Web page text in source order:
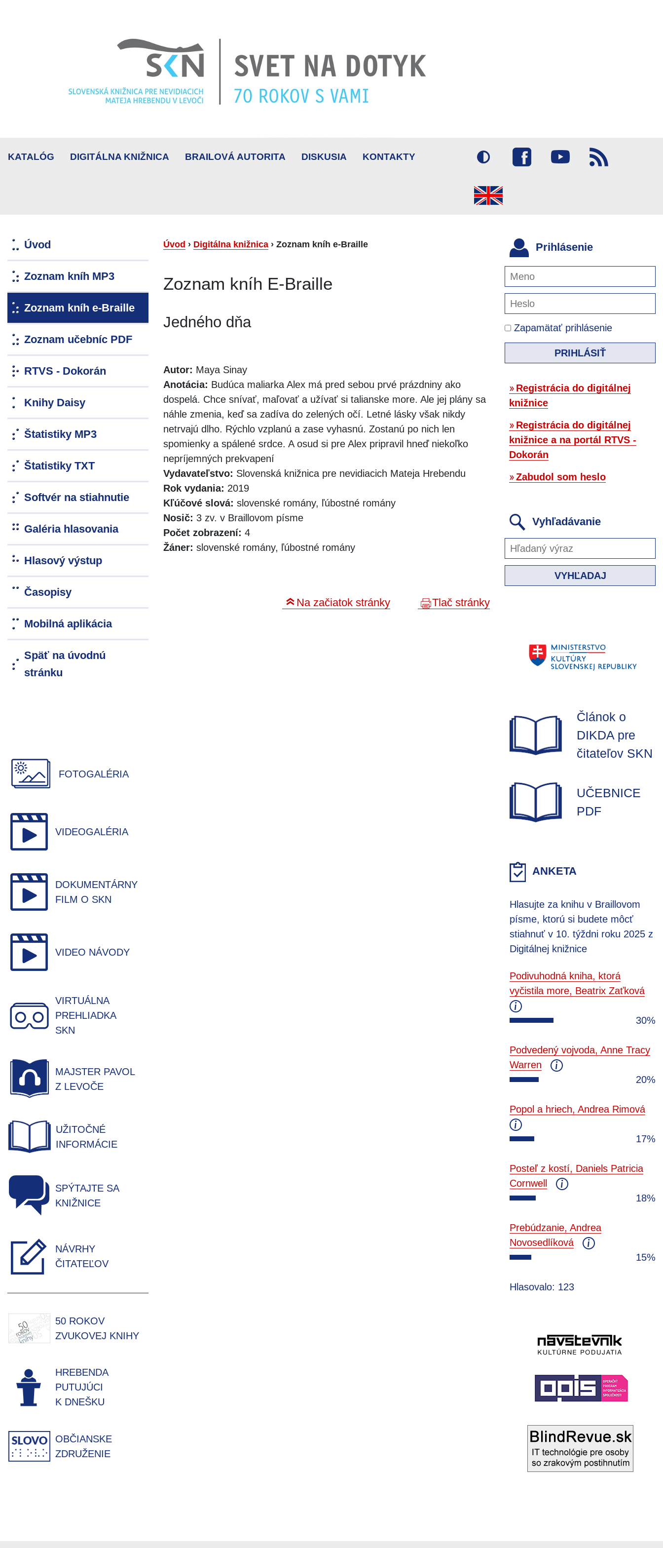
KATALÓG DIGITÁLNA KNIŽNICA BRAILOVÁ AUTORITA DISKUSIA KONTAKTY
Úvod
Zoznam kníh MP3
Zoznam kníh e-Braille
Zoznam učebníc PDF
RTVS - Dokorán
Knihy Daisy
Štatistiky MP3
Štatistiky TXT
Softvér na stiahnutie
Galéria hlasovania
Hlasový výstup
Časopisy
Mobilná aplikácia
Späť na úvodnú
stránku
FOTOGALÉRIA
VIDEOGALÉRIA
DOKUMENTÁRNY
FILM O SKN
VIDEO NÁVODY
VIRTUÁLNA
PREHLIADKA
SKN
MAJSTER PAVOL
Z LEVOČE
UŽITOČNÉ
INFORMÁCIE
SPÝTAJTE SA
KNIŽNICE
NÁVRHY
ČITATEĽOV
50 ROKOV
ZVUKOVEJ KNIHY
HREBENDA
PUTUJÚCI
K DNEŠKU
OBČIANSKE
ZDRUŽENIE
Úvod › Digitálna knižnica › Zoznam kníh e-Braille
Zoznam kníh E-Braille
Jedného dňa
Autor: Maya Sinay
Anotácia: Budúca maliarka Alex má pred sebou prvé prázdniny ako
dospelá. Chce snívať, maľovať a užívať si talianske more. Ale jej plány sa
náhle zmenia, keď sa zadíva do zelených očí. Letné lásky však nikdy
netrvajú dlho. Rýchlo vzplanú a zase vyhasnú. Zostanú po nich len
spomienky a spálené srdce. A osud si pre Alex pripravil hneď niekoľko
nepríjemných prekvapení
Vydavateľstvo: Slovenská knižnica pre nevidiacich Mateja Hrebendu
Rok vydania: 2019
Kľúčové slová: slovenské romány, ľúbostné romány
Nosič: 3 zv. v Braillovom písme
Počet zobrazení: 4
Žáner: slovenské romány, ľúbostné romány
Na začiatok stránky Tlač stránky
Prihlásenie
Zapamätať prihlásenie
PRIHLÁSIŤ
Registrácia do digitálnej
knižnice
Registrácia do digitálnej
knižnice a na portál RTVS -
Dokorán
Zabudol som heslo
Vyhľadávanie
VYHĽADAJ
Článok o
DIKDA pre
čitateľov SKN
UČEBNICE
PDF
ANKETA
Hlasujte za knihu v Braillovom
písme, ktorú si budete môcť
stiahnuť v 10. týždni roku 2025 z
Digitálnej knižnice
Podivuhodná kniha, ktorá
vyčistila more, Beatrix Zaťková
30%
Podvedený vojvoda, Anne Tracy
Warren
20%
Popol a hriech, Andrea Rimová
17%
Posteľ z kostí, Daniels Patricia
Cornwell
18%
Prebúdzanie, Andrea
Novosedlíková
15%
Hlasovalo: 123